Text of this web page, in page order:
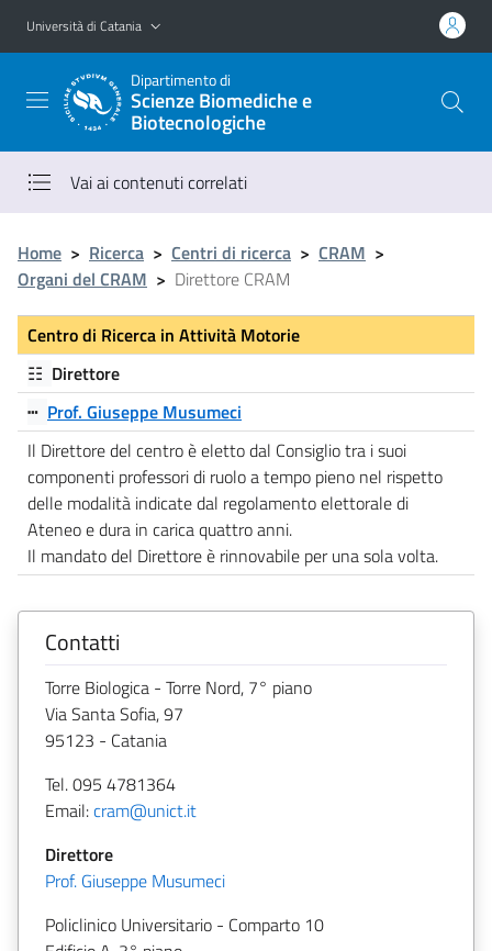
Vai al contenuto principale
Vai al menu di navigazione
Università di Catania
Dipartimento di
Scienze Biomediche e
Biotecnologiche
Vai ai contenuti correlati
Home > Ricerca > Centri di ricerca > CRAM >
Organi del CRAM > Direttore CRAM
Centro di Ricerca in Attività Motorie
☷ Direttore
┅ Prof. Giuseppe Musumeci
Il Direttore del centro è eletto dal Consiglio tra i suoi
componenti professori di ruolo a tempo pieno nel rispetto
delle modalità indicate dal regolamento elettorale di
Ateneo e dura in carica quattro anni.
Il mandato del Direttore è rinnovabile per una sola volta.
Contatti
Torre Biologica - Torre Nord, 7° piano
Via Santa Sofia, 97
95123 - Catania
Tel. 095 4781364
Email:cram@unict.it
Direttore
Prof. Giuseppe Musumeci
Policlinico Universitario - Comparto 10